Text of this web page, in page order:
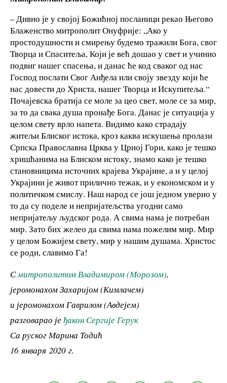
– Дивно је у својој Божићној посланици рекао Његово
Блаженство митрополит Онуфрије: „Ако у
простодушности и смирењу будемо тражили Бога, свог
Творца и Спаситеља, Који је већ дошао у свет и учинио
подвиг нашег спасења, и данас ће код сваког од нас
Господ послати Свог Анђела или своју звезду који ће
нас довести до Христа, нашег Творца и Искупитеља.“
Почајевска братија се моле за цео свет, моле се за мир,
за то да свака душа пронађе Бога. Данас је ситуација у
целом свету врло напета. Видимо како страдају
житељи Блиског истока, кроз каква искушења пролази
Српска Православна Црква у Црној Гори, како је тешко
хришћанима на Блиском истоку, знамо како је тешко
становницима источних крајева Украјине, а и у целој
Украјини је живот прилично тежак, и у економском и у
политичком смислу. Наш народ се још једном уверио у
то да су поделе и непријатељства угодни само
непријатељу људског рода. А свима нама је потребан
мир. Зато бих желео да свима нама пожелим мир. Мир
у целом Божијем свету, мир у нашим душама. Христос
се роди, славимо Га!
Смитрополитом Владимиром (Морозом),
јеромонахом Захаријом (Кимлачем)
и јеромонахом Гаврилом (Авдејем)
разговарао јеђакон Сергије Герук
Са руског Марина Тодић
16 января 2020 г.